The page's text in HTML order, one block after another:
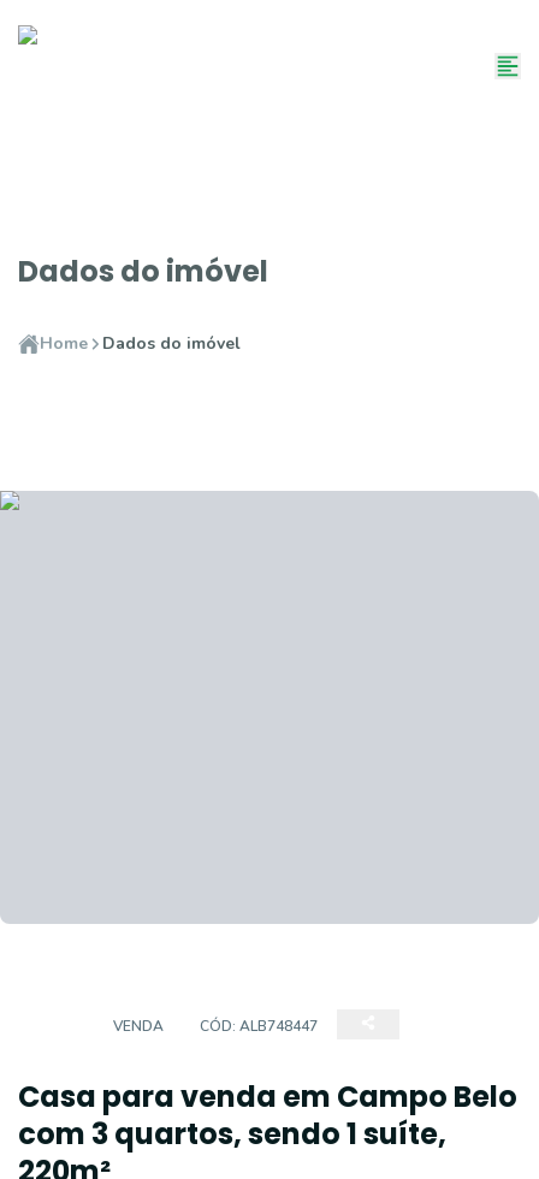
Dados do imóvel
Home Dados do imóvel
VENDA CÓD: ALB748447
Casa para venda em Campo Belo
com 3 quartos, sendo 1 suíte,